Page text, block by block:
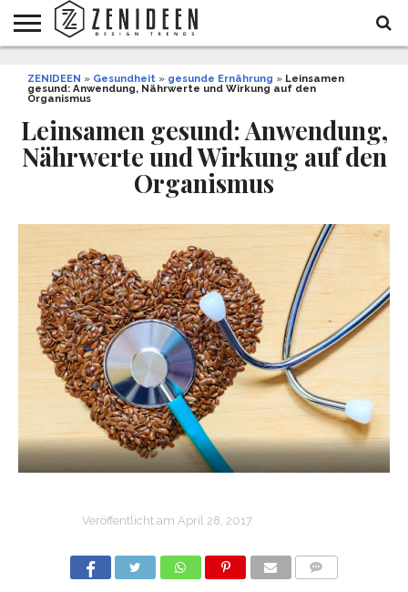
INNENDESIGN
ARCHITEKTUR
GARTEN
UND
BALKON
LIFESTYLE
DEKO
&
FEIERN
DIY
STYLE
REZEPTE
GESUNDHEIT
WEIHNACHTEN
ZENIDEEN » Gesundheit » gesunde Ernährung » Leinsamen
gesund: Anwendung, Nährwerte und Wirkung auf den
Organismus
Leinsamen gesund: Anwendung,
Nährwerte und Wirkung auf den
Organismus
Veröffentlicht am April 28, 2017